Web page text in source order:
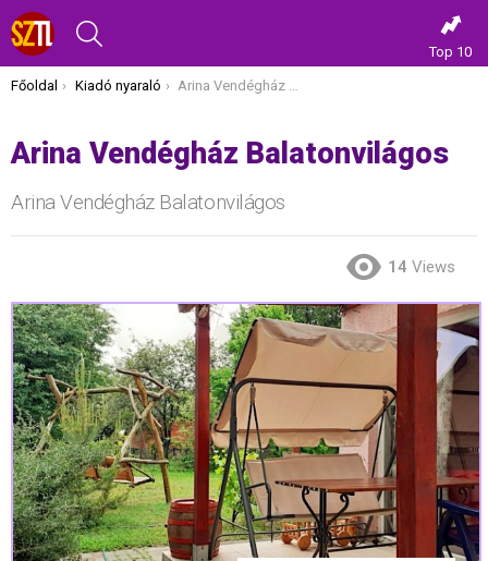
Top 10
Itt vagy most:
Főoldal Kiadó nyaraló Arina Vendégház Balatonvilágos
Arina Vendégház Balatonvilágos
Arina Vendégház Balatonvilágos
14 Views